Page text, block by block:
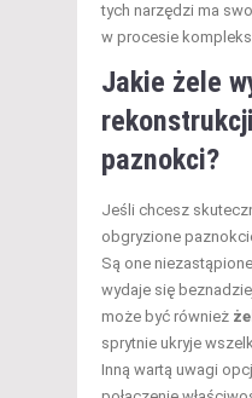
tych narzędzi ma
w procesie
Jakie żele
paznokci?
Jeśli chcesz
obgryzione
Są one
wydaje się
może być również
sprytnie ukryje
Inną wartą uwagi